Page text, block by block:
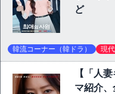
ど
韓流コーナー（韓ドラ） 現
【「人
マ紹介